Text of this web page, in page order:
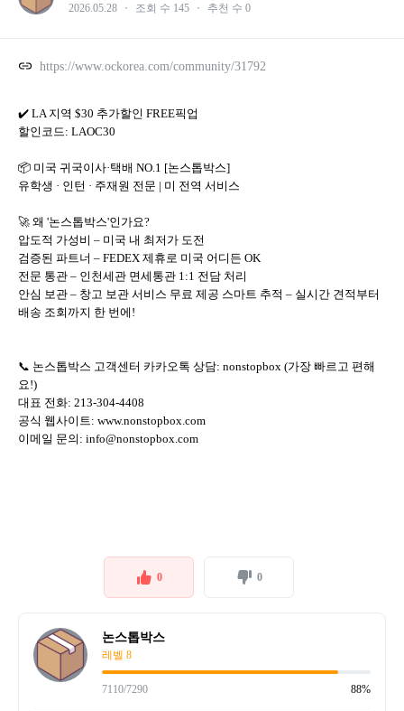
2026.05.28 ・ 조회 수 145 ・ 추천 수 0
https://www.ockorea.com/community/31792
✔️ LA 지역 $30 추가할인 FREE픽업
할인코드: LAOC30
📦 미국 귀국이사·택배 NO.1 [논스톱박스]
유학생 · 인턴 · 주재원 전문 | 미 전역 서비스
🚀 왜 '논스톱박스'인가요?
압도적 가성비 – 미국 내 최저가 도전
검증된 파트너 – FEDEX 제휴로 미국 어디든 OK
전문 통관 – 인천세관 면세통관 1:1 전담 처리
안심 보관 – 창고 보관 서비스 무료 제공 스마트 추적 – 실시간 견적부터
배송 조회까지 한 번에!
📞 논스톱박스 고객센터 카카오톡 상담: nonstopbox (가장 빠르고 편해
요!)
대표 전화: 213-304-4408
공식 웹사이트: www.nonstopbox.com
이메일 문의: info@nonstopbox.com
0 0
논스톱박스
레벨 8
7110/7290 88%